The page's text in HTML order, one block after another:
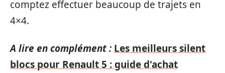
comptez effectuer beaucoup de trajets en
4×4.
A lire en complément : Les meilleurs silent
blocs pour Renault 5 : guide d'achat